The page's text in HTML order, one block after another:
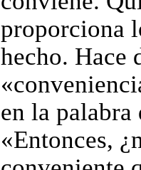
proporciona
hecho. Hace
en la palabra
«Entonces,